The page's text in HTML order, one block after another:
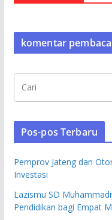
komentar pembaca
Pos-pos Terbaru
Pemprov Jateng dan
Investasi
Lazismu SD
Pendidikan bagi Empat